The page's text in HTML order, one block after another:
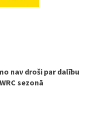
nav droši par dalību
sezonā